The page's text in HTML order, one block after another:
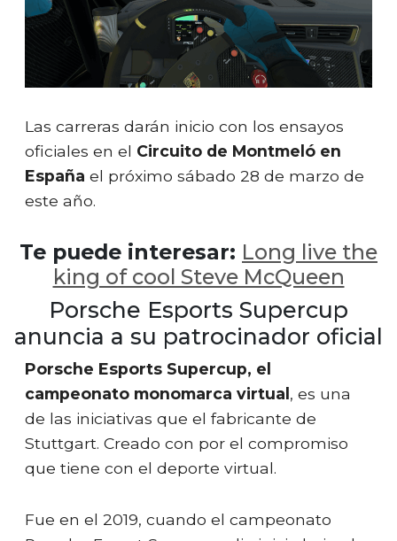
Las carreras darán inicio con los ensayos
oficiales en el Circuito de Montmeló en
España el próximo sábado 28 de marzo de
este año.
Te puede interesar: Long live the
king of cool Steve McQueen
Porsche Esports Supercup
anuncia a su patrocinador oficial
Porsche Esports Supercup, el
campeonato monomarca virtual , es una
de las iniciativas que el fabricante de
Stuttgart. Creado con por el compromiso
que tiene con el deporte virtual.
Fue en el 2019, cuando el campeonato